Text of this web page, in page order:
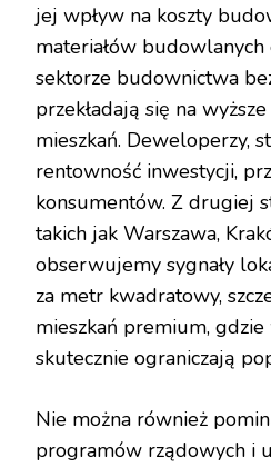
jej wpływ na koszty
materiałów
sektorze budownictwa
przekładają się na
mieszkań. Deweloperzy,
rentowność inwestycji,
konsumentów. Z drugiej
takich jak Warszawa,
obserwujemy sygnały
za metr kwadratowy,
mieszkań premium,
skutecznie ograniczają
Nie można również
programów rządowych i